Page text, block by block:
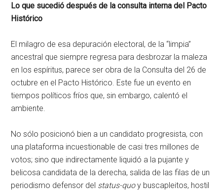
Lo que sucedió después de la consulta interna del Pacto
Histórico
El milagro de esa depuración electoral, de la “limpia”
ancestral que siempre regresa para desbrozar la maleza
en los espíritus, parece ser obra de la Consulta del 26 de
octubre en el Pacto Histórico. Este fue un evento en
tiempos políticos fríos que, sin embargo, calentó el
ambiente.
No sólo posicionó bien a un candidato progresista, con
una plataforma incuestionable de casi tres millones de
votos; sino que indirectamente liquidó a la pujante y
belicosa candidata de la derecha, salida de las filas de un
periodismo defensor del status-quoy buscapleitos, hostil